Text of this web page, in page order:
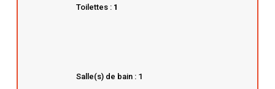
Toilettes : 1
Salle(s) de bain : 1